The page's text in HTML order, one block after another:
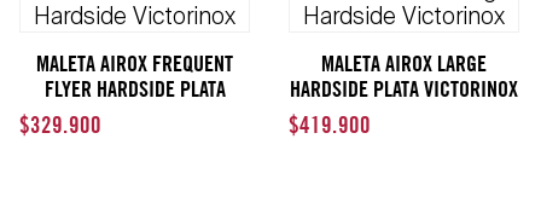
MALETA AIROX FREQUENT
FLYER HARDSIDE PLATA
VICTORINOX
$329.900
MALETA AIROX LARGE
HARDSIDE PLATA VICTORINOX
$419.900